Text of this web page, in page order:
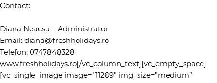
Contact:
Diana Neacsu – Administrator
Email: diana@freshholidays.ro
Telefon: 0747848328
www.freshholidays.ro[/vc_column_text][vc_empty_space]
[vc_single_image image=”11289″ img_size=”medium”